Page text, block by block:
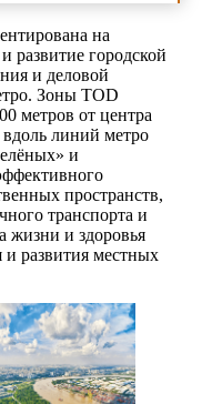
на
развитие городской
и деловой
Зоны TOD
метров от центра
линий метро
и
пространств,
транспорта и
жизни и здоровья
и развития местных